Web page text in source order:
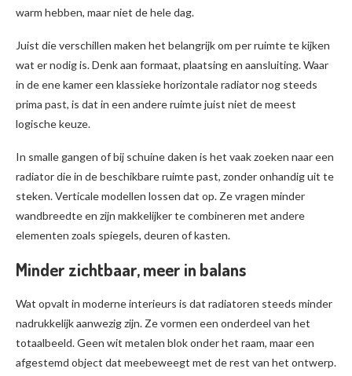
warm hebben, maar niet de hele dag.
Juist die verschillen maken het belangrijk om per ruimte te kijken
wat er nodig is. Denk aan formaat, plaatsing en aansluiting. Waar
in de ene kamer een klassieke horizontale radiator nog steeds
prima past, is dat in een andere ruimte juist niet de meest
logische keuze.
In smalle gangen of bij schuine daken is het vaak zoeken naar een
radiator die in de beschikbare ruimte past, zonder onhandig uit te
steken. Verticale modellen lossen dat op. Ze vragen minder
wandbreedte en zijn makkelijker te combineren met andere
elementen zoals spiegels, deuren of kasten.
Minder zichtbaar, meer in balans
Wat opvalt in moderne interieurs is dat radiatoren steeds minder
nadrukkelijk aanwezig zijn. Ze vormen een onderdeel van het
totaalbeeld. Geen wit metalen blok onder het raam, maar een
afgestemd object dat meebeweegt met de rest van het ontwerp.